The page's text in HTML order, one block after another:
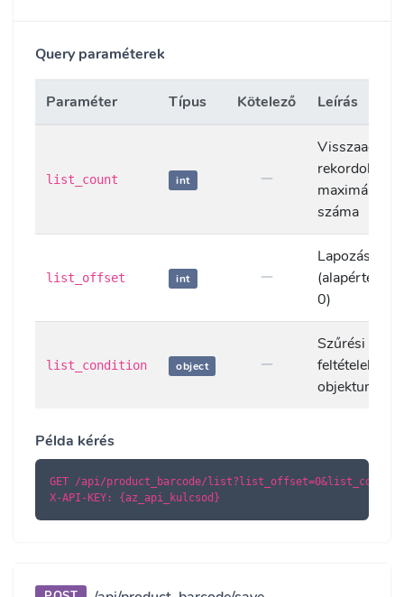
Query paraméterek
Paraméter Típus Kötelező Leírás
list_count int
Visszaadott
rekordok
maximális
száma
list_offset int
Lapozás
0)
list_condition object
Szűrési
feltételek
objektuma
Példa kérés
GET /api/product_barcode/
X-API-KEY: {az_api_kulcsod}